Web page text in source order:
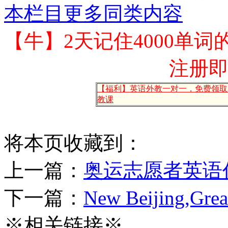
本栏目更多同类内容
【牛】2天记住4000单词
注册
【福利】英语外教一对一，免费领
教课
将本页收藏到：
上一篇： 奥运志愿者英语
下一篇： New